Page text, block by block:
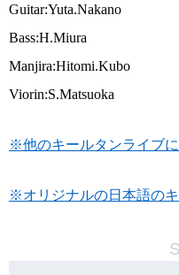
Guitar:Yuta.Nakano
Bass:H.Miura
Manjira:Hitomi.Kubo
Viorin:S.Matsuoka
※他のキールタンライブ
※オリジナルの日本語の